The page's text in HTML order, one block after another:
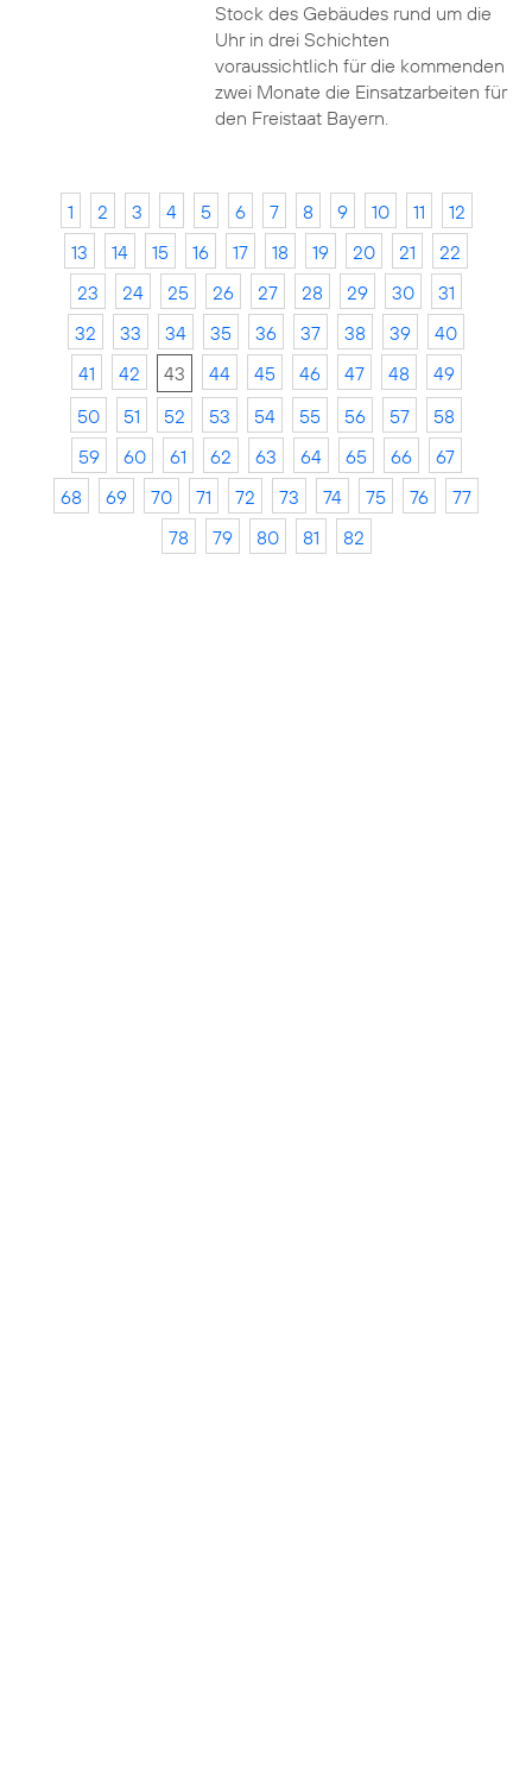
Stock des Gebäudes rund um die
Uhr in drei Schichten
voraussichtlich für die kommenden
zwei Monate die Einsatzarbeiten für
den Freistaat Bayern.
1 2 3 4 5 6 7 8 9 10 11
12
13
14 15 16 17 18 19 20 21
22
23
24 25 26 27 28 29 30
31
32
33 34 35 36 37 38 39
40
41
42 43 44 45 46 47 48
49
50
51 52 53 54 55 56 57
58
59
60 61 62 63 64 65 66
67
68
69 70 71 72 73 74 75 76
77
78
79 80 81 82